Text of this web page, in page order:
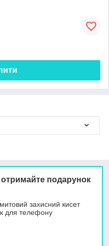
отримайте подарунок
захисний кисет
для телефону